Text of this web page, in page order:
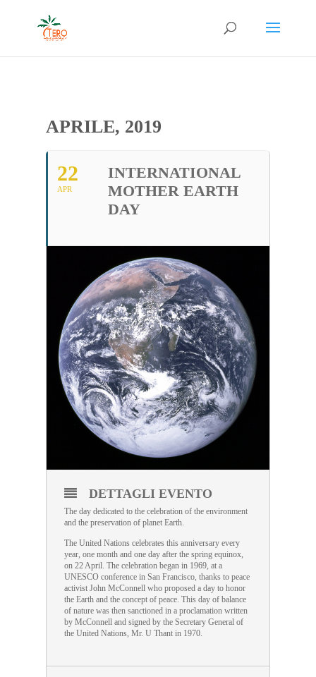
APRILE, 2019
22
APR
INTERNATIONAL
MOTHER EARTH
DAY
DETTAGLI EVENTO
The day dedicated to the celebration of the environment
and the preservation of planet Earth.
The United Nations celebrates this anniversary every
year, one month and one day after the spring equinox,
on 22 April. The celebration began in 1969, at a
UNESCO conference in San Francisco, thanks to peace
activist John McConnell who proposed a day to honor
the Earth and the concept of peace. This day of balance
of nature was then sanctioned in a proclamation written
by McConnell and signed by the Secretary General of
the United Nations, Mr. U Thant in 1970.